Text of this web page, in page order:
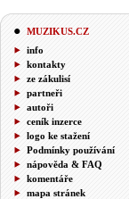
MUZIKUS.CZ
info
kontakty
ze zákulisí
partneři
autoři
ceník inzerce
logo ke stažení
Podmínky používání
nápověda & FAQ
komentáře
mapa stránek